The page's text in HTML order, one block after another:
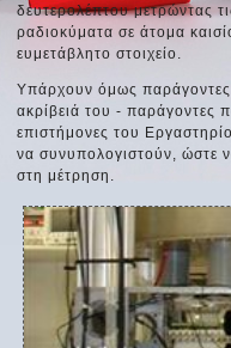
δευτερολέπτου μετρώντας
ραδιοκύματα σε άτομα
ευμετάβλητο στοιχείο.
Υπάρχουν όμως
ακρίβειά του - παράγοντες
επιστήμονες του
να συνυπολογιστούν, ώστε
στη μέτρηση.